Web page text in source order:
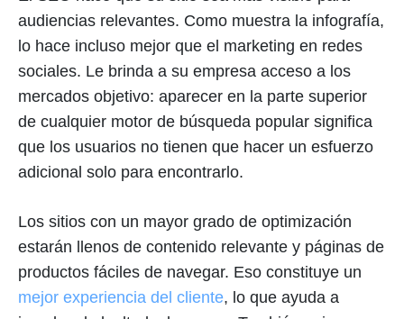
audiencias relevantes. Como muestra la infografía,
lo hace incluso mejor que el marketing en redes
sociales. Le brinda a su empresa acceso a los
mercados objetivo: aparecer en la parte superior
de cualquier motor de búsqueda popular significa
que los usuarios no tienen que hacer un esfuerzo
adicional solo para encontrarlo.
Los sitios con un mayor grado de optimización
estarán llenos de contenido relevante y páginas de
productos fáciles de navegar. Eso constituye un
mejor experiencia del cliente, lo que ayuda a